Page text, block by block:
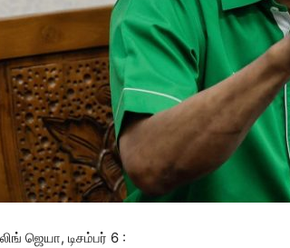
ஜெயா, டிசம்பர் 6 :